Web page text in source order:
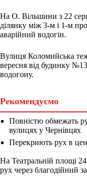
На О. Вільшини з 22
ділянку між 3-м і 1-м
аварійний водогін.
Вулиця Коломийська
вересня від будинку
водогону.
Рекомендуємо
Повністю обмежать
вулицях у Чернівцях
Перекриють рух в
На Театральній площі
рух через благодійний